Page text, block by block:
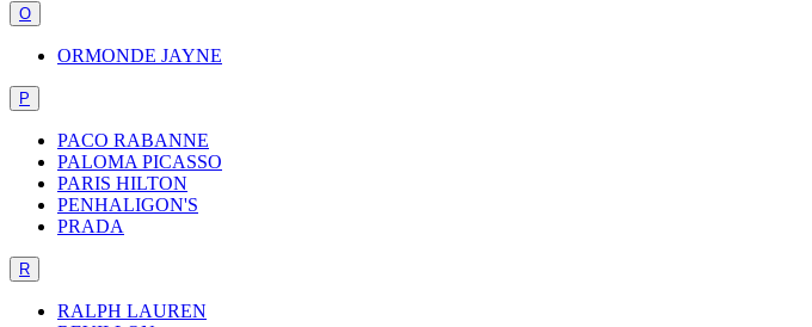
O
ORMONDE JAYNE
P
PACO RABANNE
PALOMA PICASSO
PARIS HILTON
PENHALIGON'S
PRADA
R
RALPH LAUREN